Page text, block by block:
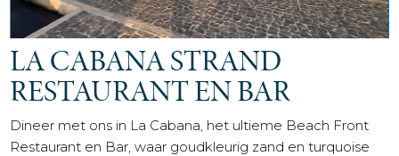
LA CABANA STRAND
RESTAURANT EN BAR
Dineer met ons in La Cabana, het ultieme Beach Front
Restaurant en Bar, waar goudkleurig zand en turquoise